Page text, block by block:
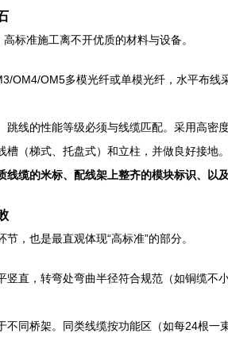
标准施工离不开优质的材料与设备。
OM4/OM5多模光纤或单模光纤，水平布
跳线的性能等级必须与线缆匹配。采用高
槽（梯式、托盘式）和立柱，并做良好接
线缆的米标、配线架上整齐的模块标识、以
，也是最直观体现“高标准”的部分。
竖直，转弯处弯曲半径符合规范（如铜缆不
不同桥架。同类线缆按功能区（如每24根